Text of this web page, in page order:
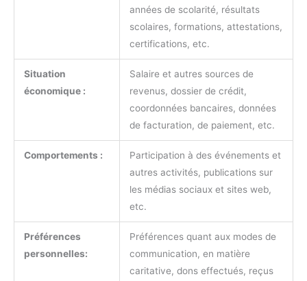
années de scolarité, résultats
scolaires, formations, attestations,
certifications, etc.
Situation
économique :
Salaire et autres sources de
revenus, dossier de crédit,
coordonnées bancaires, données
de facturation, de paiement, etc.
Comportements :
Participation à des événements et
autres activités, publications sur
les médias sociaux et sites web,
etc.
Préférences
personnelles:
Préférences quant aux modes de
communication, en matière
caritative, dons effectués, reçus